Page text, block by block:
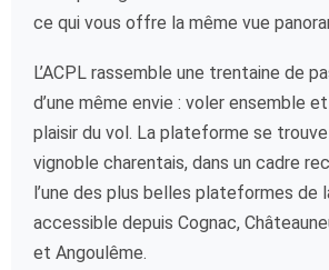
ce qui vous offre la même vue
L’ACPL rassemble une trentaine de
d’une même envie : voler ensemble
plaisir du vol. La plateforme se
vignoble charentais, dans un cadre
l’une des plus belles plateformes de
accessible depuis Cognac,
et Angoulême.